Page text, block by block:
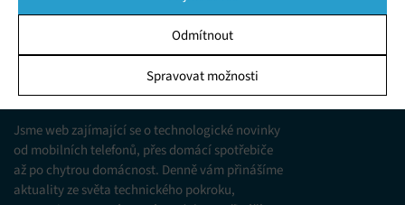
Spravovat souhlas ve spodní části obrazovky.
Ukládání a/nebo přístup k informacím v zařízení, Porozumění
publiku prostřednictvím statistik nebo kombinací údajů z
různých zdrojů.
Marketing
Ukládání a/nebo přístup k informacím v zařízení, Použití
Odmítnout
Spravovat možnosti
Jsme web zajímající se o technologické novinky
od mobilních telefonů, přes domácí spotřebiče
až po chytrou domácnost. Denně vám přinášíme
aktuality ze světa technického pokroku,